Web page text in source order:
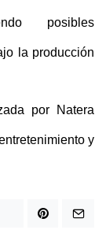
posibles
la producción
por Natera
y